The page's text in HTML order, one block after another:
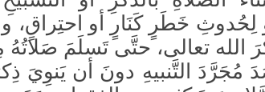
لِحُدوثِ خَطَرٍ كَنَارٍ أو
الله تعالى، حتَّى تَسلَمَ
مُجَرَّدَ التَّنبيهِ دونَ أن يَنوِيَ